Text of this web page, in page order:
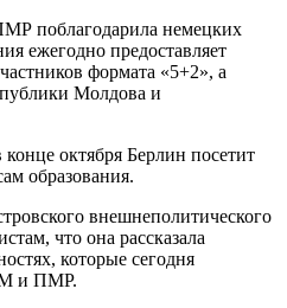
поблагодарила немецких
ежегодно предоставляет
формата «5+2», а
Молдова и
октября Берлин посетит
образования.
внешнеполитического
что она рассказала
которые сегодня
и ПМР.